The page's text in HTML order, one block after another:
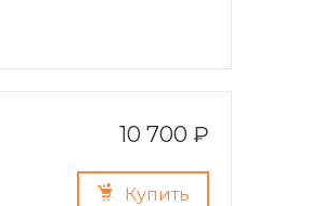
10 700 ₽
Купить